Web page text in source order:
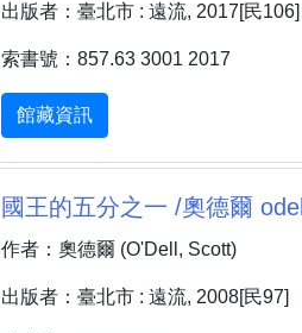
出版者：臺北市 : 遠流, 2017[民106]
索書號：857.63 3001 2017
館藏資訊
國王的五分之一 /奧德爾
作者：奧德爾 (O'Dell, Scott)
出版者：臺北市 : 遠流, 2008[民97]